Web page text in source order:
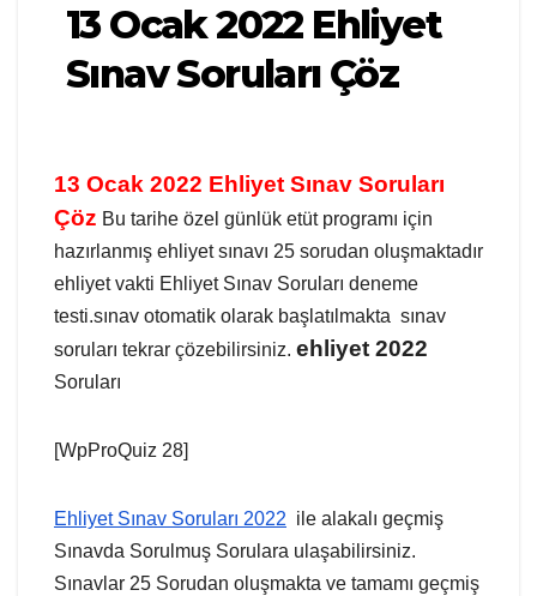
13 Ocak 2022 Ehliyet
Sınav Soruları Çöz
13 Ocak 2022 Ehliyet Sınav Soruları
Çöz Bu tarihe özel günlük etüt programı için
hazırlanmış ehliyet sınavı 25 sorudan oluşmaktadır
ehliyet vakti Ehliyet Sınav Soruları deneme
testi.sınav otomatik olarak başlatılmakta sınav
soruları tekrar çözebilirsiniz. ehliyet 2022
Soruları
[WpProQuiz 28]
Ehliyet Sınav Soruları 2022 ile alakalı geçmiş
Sınavda Sorulmuş Sorulara ulaşabilirsiniz.
Sınavlar 25 Sorudan oluşmakta ve tamamı geçmiş